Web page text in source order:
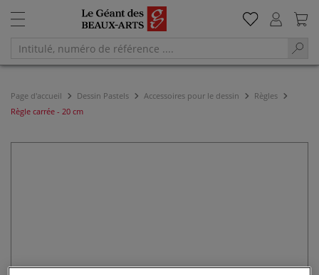
Page d'accueil Dessin Pastels Accessoires pour le dessin
Règles
Règle carrée - 20 cm